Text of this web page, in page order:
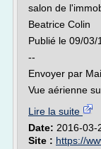
salon de
Beatrice Colin
Publié le 09/03/
--
Envoyer par
Vue aérienne
Lire la suite
Date: 2016-03-
Site : https://